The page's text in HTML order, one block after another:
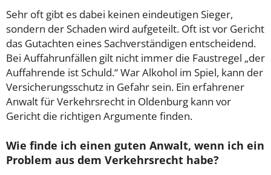
Sehr oft gibt es dabei keinen eindeutigen Sieger,
sondern der Schaden wird aufgeteilt. Oft ist vor Gericht
das Gutachten eines Sachverständigen entscheidend.
Bei Auffahrunfällen gilt nicht immer die Faustregel „der
Auffahrende ist Schuld.“ War Alkohol im Spiel, kann der
Versicherungsschutz in Gefahr sein. Ein erfahrener
Anwalt für Verkehrsrecht in Oldenburg kann vor
Gericht die richtigen Argumente finden.
Wie finde ich einen guten Anwalt, wenn ich ein
Problem aus dem Verkehrsrecht habe?